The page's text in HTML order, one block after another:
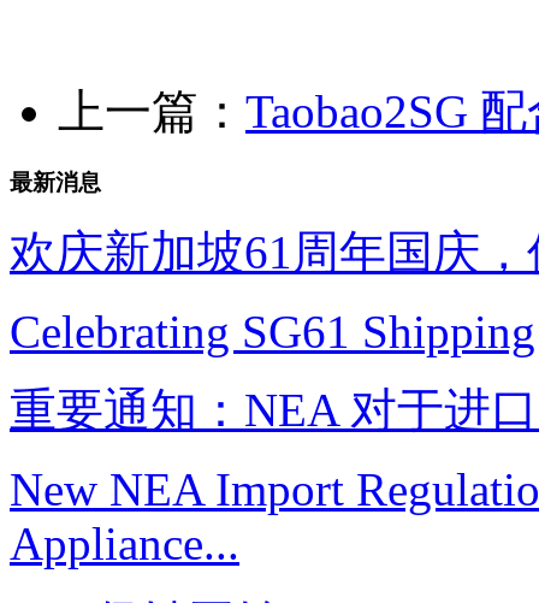
上一篇： Taobao2SG
最新消息
欢庆新加坡61周年国庆
Celebrating SG61
重要通知：NEA 对于进
New NEA Import
Appliance...